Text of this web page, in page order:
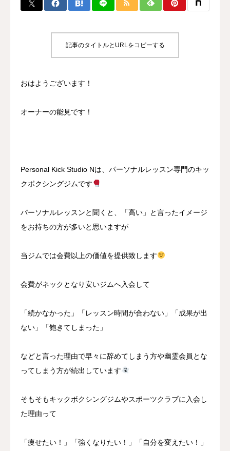
記事のタイトルとURLをコピーする
おはようございます！
オーナーの能見です！
Personal Kick Studio Nは、パーソナルレッスン専門のキッ
クボクシングジムです
パーソナルレッスンと聞くと、「高い」と言ったイメージ
をお持ちの方が多いと思いますが
当ジムでは会費以上の価値を提供致します
会費がネックとなり安いジムへ入会して
「続かなかった」「レッスン時間が合わない」「成果が出
ない」「飽きてしまった」
などと言った理由で早々に辞めてしまう方や幽霊会員とな
ってしまう方が続出しています
そもそもキックボクシングジムやスポーツクラブに入会し
た理由って
「痩せたい！」「強くなりたい！」「自分を変えたい！」
CONTACT
MENBERSHIP